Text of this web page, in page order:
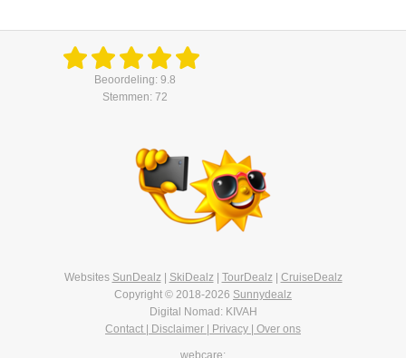
Beoordeling: 9.8
Stemmen: 72
Websites SunDealz| SkiDealz| TourDealz| CruiseDealz
Copyright © 2018-2026 Sunnydealz
Digital Nomad: KIVAH
Contact | Disclaimer | Privacy | Over ons
webcare: